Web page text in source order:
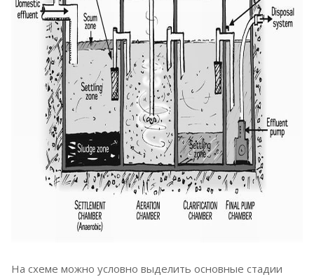
На схеме можно условно выделить основные стадии